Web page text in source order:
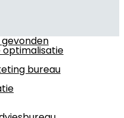
optimalisatie
bureau